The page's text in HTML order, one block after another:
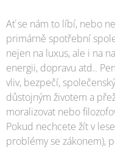
Ať se nám to líbí, nebo
primárně spotřební
nejen na luxus, ale i na
energii, dopravu atd..
vliv, bezpečí,
důstojným životem a
moralizovat nebo
Pokud nechcete žít v
problémy se zákonem),